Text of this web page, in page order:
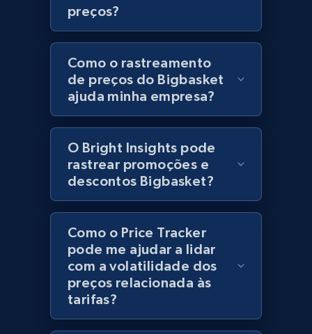
URL, Product id, Title, Product description,
Rating, Reviews count, Initial price, Discount,
and more.
1.3K+ 175+ Comece agora
Zara - Products
Category id, Product id, Product name, Price,
Currency, Colour code, Colour, Description, and
more.
Comece agora
preços?
Como o rastreamento
de preços do Bigbasket
ajuda minha empresa?
O Bright Insights pode
rastrear promoções e
descontos Bigbasket?
Como o Price Tracker
pode me ajudar a lidar
com a volatilidade dos
preços relacionada às
tarifas?